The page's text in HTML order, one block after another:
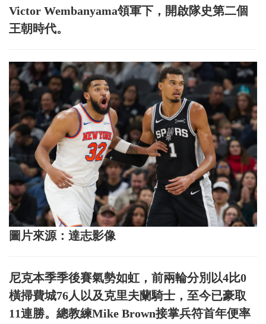
Victor Wembanyama領軍下，開啟隊史第二個
王朝時代。
圖片來源：達志影像
尼克本季季後賽氣勢如虹，前兩輪分別以4比0
橫掃費城76人以及克里夫蘭騎士，至今已豪取
11連勝。總教練Mike Brown接掌兵符首年便率